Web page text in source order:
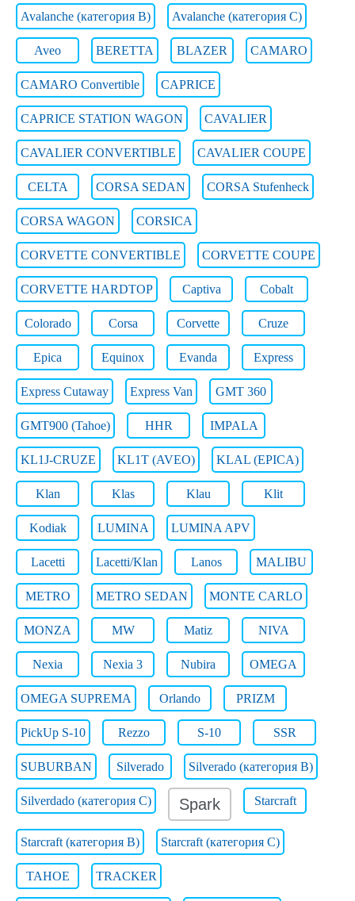
Avalanche (категория B) Avalanche (категория C)
Aveo BERETTA BLAZER CAMARO
CAMARO Convertible CAPRICE
CAPRICE STATION WAGON CAVALIER
CAVALIER CONVERTIBLE CAVALIER COUPE
CELTA CORSA SEDAN CORSA Stufenheck
CORSA WAGON CORSICA
CORVETTE CONVERTIBLE CORVETTE COUPE
CORVETTE HARDTOP Captiva Cobalt
Colorado Corsa Corvette Cruze
Epica Equinox Evanda Express
Express Cutaway Express Van GMT 360
GMT900 (Tahoe) HHR IMPALA
KL1J-CRUZE KL1T (AVEO) KLAL (EPICA)
Klan Klas Klau Klit
Kodiak LUMINA LUMINA APV
Lacetti Lacetti/Klan Lanos MALIBU
METRO METRO SEDAN MONTE CARLO
MONZA MW Matiz NIVA
Nexia Nexia 3 Nubira OMEGA
OMEGA SUPREMA Orlando PRIZM
PickUp S-10 Rezzo S-10 SSR
SUBURBAN Silverado Silverado (категория B)
Silverdado (категория C) Spark Starcraft
Starcraft (категория B) Starcraft (категория C)
TAHOE TRACKER